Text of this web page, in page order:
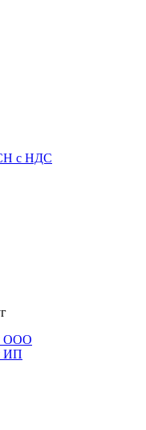
с НДС
ООО
ИП